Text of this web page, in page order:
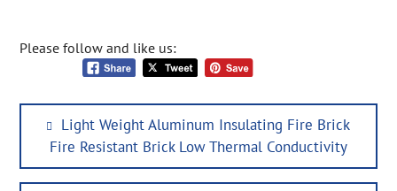
Please follow and like us:
Post
navigation
Previous
post:
Light Weight Aluminum Insulating Fire Brick
Fire Resistant Brick Low Thermal Conductivity